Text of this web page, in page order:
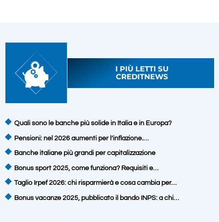
I PIÙ LETTI SU
CREDITNEWS
Quali sono le banche più solide in Italia e in Europa?
Pensioni: nel 2026 aumenti per l’inflazione.…
Banche italiane più grandi per capitalizzazione
Bonus sport 2025, come funziona? Requisiti e…
Taglio Irpef 2026: chi risparmierà e cosa cambia per…
Bonus vacanze 2025, pubblicato il bando INPS: a chi…